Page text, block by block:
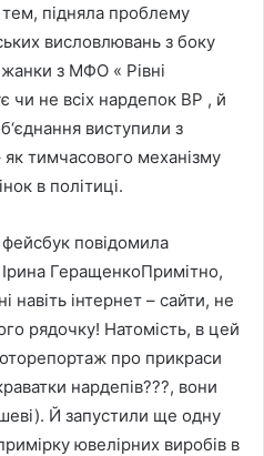
підняла проблему
висловлювань з боку
з МФО « Рівні
чи не всіх нардепок ВР , й
виступили з
тимчасового механізму
в політиці.
фейсбук повідомила
ГеращенкоПримітно,
навіть інтернет – сайти, не
рядочку! Натомість, в цей
про прикраси
нардепів???, вони
Й запустили ще одну
ювелірних виробів в